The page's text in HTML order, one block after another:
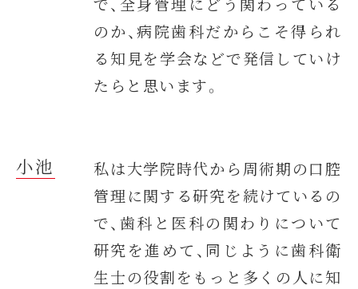
のか、病院歯科だからこそ得られ
る知見を学会などで発信していけ
たらと思います。
小池
私は大学院時代から周術期の口腔
管理に関する研究を続けているの
で、歯科と医科の関わりについて
研究を進めて、同じように歯科衛
生士の役割をもっと多くの人に知